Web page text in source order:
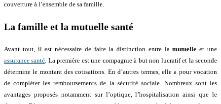
couverture à l’ensemble de sa famille.
La famille et la mutuelle santé
Avant tout, il est nécessaire de faire la distinction entre lamutuelle et une
assurance santé . La première est une compagnie à but non lucratif et la seconde
détermine le montant des cotisations. En d’autres termes, elle a pour vocation
de compléter les remboursements de la sécurité sociale. Nombreux sont les
avantages proposés notamment sur l’optique, l’hospitalisation ainsi que le